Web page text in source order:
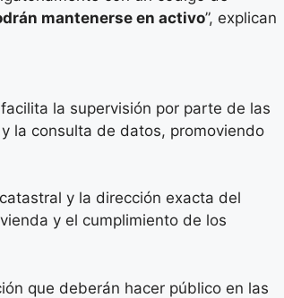
mantenerse en activo”, explican
la supervisión por parte de las
la consulta de datos, promoviendo
y la dirección exacta del
y el cumplimiento de los
que deberán hacer público en las